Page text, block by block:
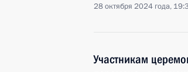
28 октября 2024 года,
Участникам